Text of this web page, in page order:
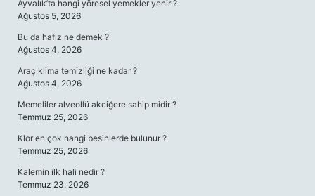
Ayvalık’ta hangi yöresel yemekler yenir ?
Ağustos 5, 2026
Bu da hafız ne demek ?
Ağustos 4, 2026
Araç klima temizliği ne kadar ?
Ağustos 4, 2026
Memeliler alveollü akciğere sahip midir ?
Temmuz 25, 2026
Klor en çok hangi besinlerde bulunur ?
Temmuz 25, 2026
Kalemin ilk hali nedir ?
Temmuz 23, 2026